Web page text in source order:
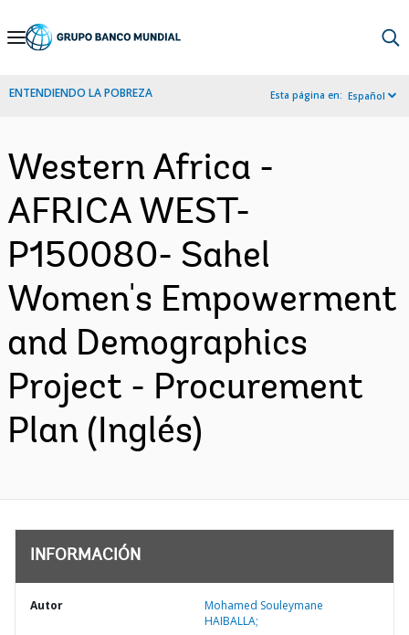
Skip
Navigation
ENTENDIENDO LA POBREZA Esta página en: Español
Western Africa -
AFRICA WEST-
P150080- Sahel
Women's Empowerment
and Demographics
Project - Procurement
Plan (Inglés)
INFORMACIÓN
Autor
Mohamed Souleymane
HAIBALLA;